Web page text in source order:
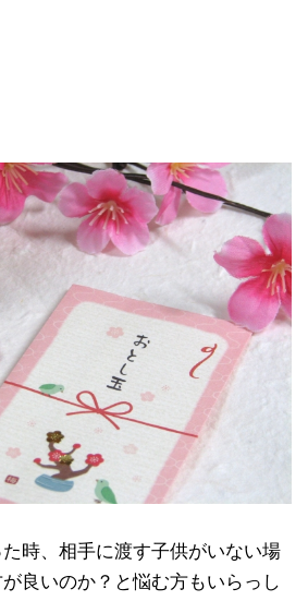
時、相手に渡す子供がいない場
良いのか？と悩む方もいらっし